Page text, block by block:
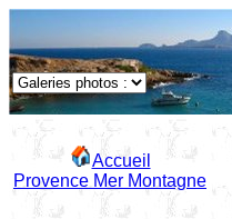
Accueil
Provence Mer Montagne